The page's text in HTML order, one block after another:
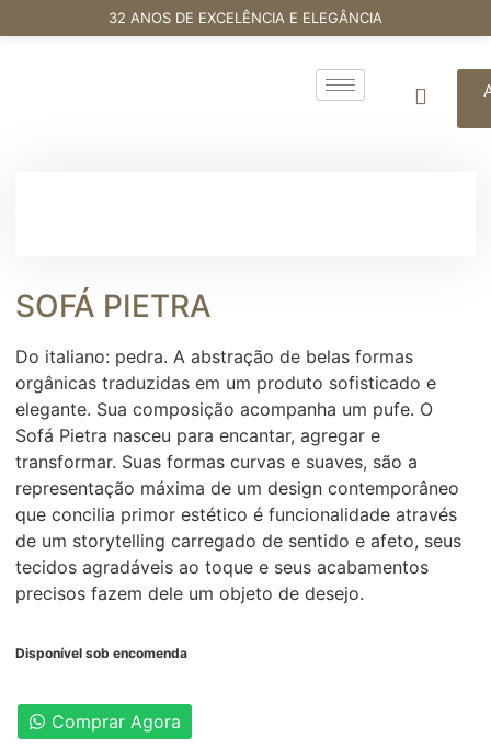
32 ANOS DE EXCELÊNCIA E ELEGÂNCIA
SOFÁ PIETRA
Do italiano: pedra. A abstração de belas formas
orgânicas traduzidas em um produto sofisticado e
elegante. Sua composição acompanha um pufe. O
Sofá Pietra nasceu para encantar, agregar e
transformar. Suas formas curvas e suaves, são a
representação máxima de um design contemporâneo
que concilia primor estético é funcionalidade através
de um storytelling carregado de sentido e afeto, seus
tecidos agradáveis ao toque e seus acabamentos
precisos fazem dele um objeto de desejo.
Disponível sob encomenda
Comprar Agora